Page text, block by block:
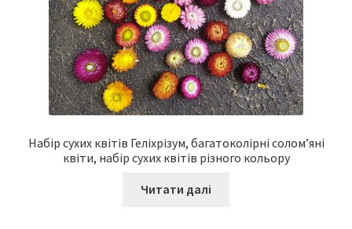
Набір сухих квітів Геліхрізум, багатоколірні солом’яні
квіти, набір сухих квітів різного кольору
Читати далі